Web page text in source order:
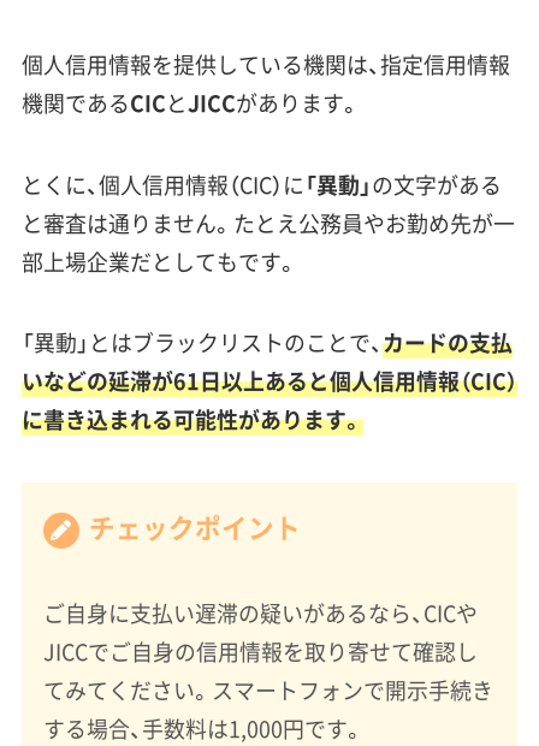
個人信用情報を提供している機関は、指定信用情報
機関であるCICとJICCがあります。
とくに、個人信用情報（CIC）に「異動」の文字がある
と審査は通りません。たとえ公務員やお勤め先が一
部上場企業だとしてもです。
「異動」とはブラックリストのことで、カードの支払
いなどの延滞が61日以上あると個人信用情報（CIC）
に書き込まれる可能性があります。
チェックポイント
ご自身に支払い遅滞の疑いがあるなら、CICや
JICCでご自身の信用情報を取り寄せて確認し
てみてください。スマートフォンで開示手続き
する場合、手数料は1,000円です。